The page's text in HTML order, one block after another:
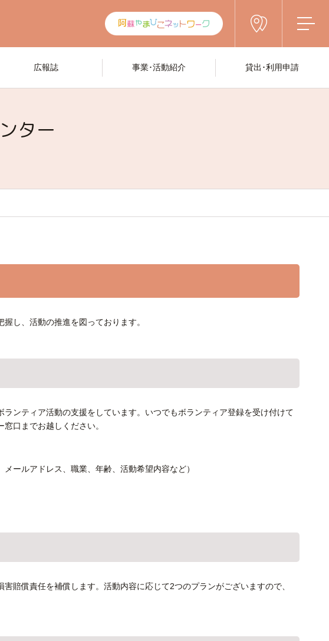
広報誌 事業･活動紹介 貸出･利用申請
ター
し、活動の推進を図っております。
ンティア活動の支援をしています。いつでもボランティア登録を受け付けて
口までお越しください。
ールアドレス、職業、年齢、活動希望内容など）
賠償責任を補償します。活動内容に応じて2つのプランがございますので、